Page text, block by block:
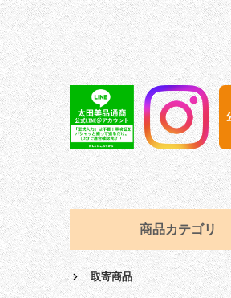
商品カテゴリ
取寄商品